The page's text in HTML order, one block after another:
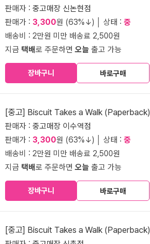
판매자 : 중고매장 신논현점
판매가 : 3,300원 (63%↓) │ 상태 : 중
배송비 : 2만원 미만 배송료 2,500원
지금 택배로 주문하면오늘 출고 가능
장바구니 바로구매
[중고] Biscuit Takes a Walk (Paperback)
판매자 : 중고매장 이수역점
판매가 : 3,300원 (63%↓) │ 상태 : 중
배송비 : 2만원 미만 배송료 2,500원
지금 택배로 주문하면오늘 출고 가능
장바구니 바로구매
[중고] Biscuit Takes a Walk (Paperback)